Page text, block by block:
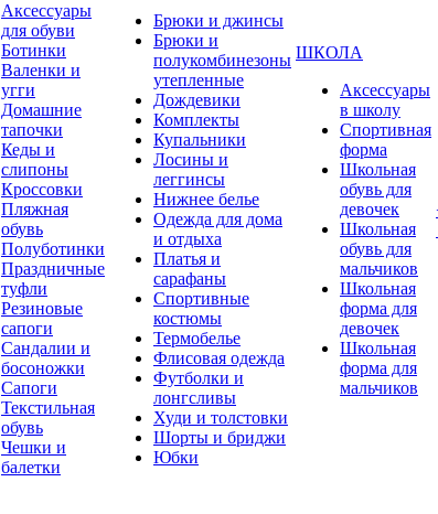
Аксессуары
для обуви
Ботинки
Валенки и
угги
Домашние
тапочки
Кеды и
слипоны
Кроссовки
Пляжная
обувь
Полуботинки
Праздничные
туфли
Резиновые
сапоги
Сандалии и
босоножки
Сапоги
Текстильная
обувь
Чешки и
балетки
Брюки и джинсы
Брюки и
полукомбинезоны
утепленные
Дождевики
Комплекты
Купальники
Лосины и
леггинсы
Нижнее белье
Одежда для дома
и отдыха
Платья и
сарафаны
Спортивные
костюмы
Термобелье
Флисовая одежда
Футболки и
лонгсливы
Худи и толстовки
Шорты и бриджи
Юбки
ШКОЛА
Аксессуары
в школу
Спортивная
форма
Школьная
обувь для
девочек
Школьная
обувь для
мальчиков
Школьная
форма для
девочек
Школьная
форма для
мальчиков